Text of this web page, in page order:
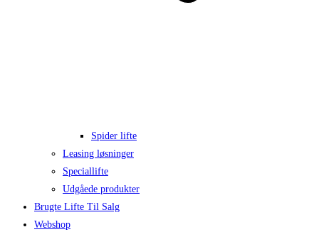
Spider lifte
Leasing løsninger
Speciallifte
Udgåede produkter
Brugte Lifte Til Salg
Webshop